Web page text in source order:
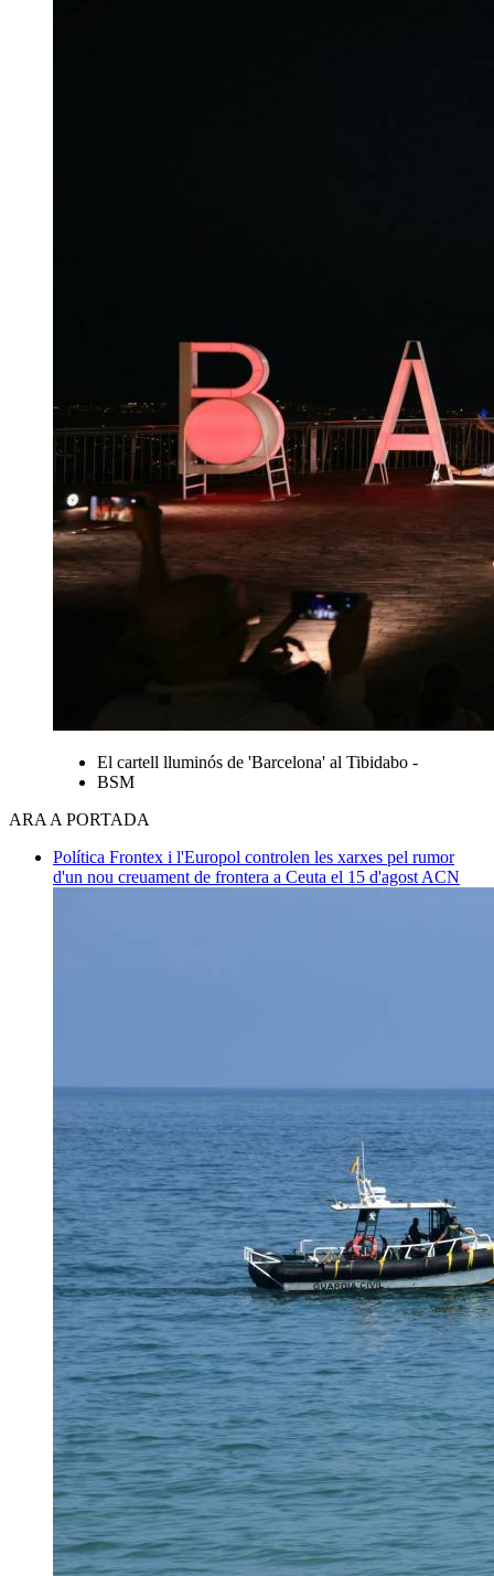
El cartell lluminós de 'Barcelona' al Tibidabo -
BSM
ARA A PORTADA
Política Frontex i l'Europol controlen les xarxes pel rumor
d'un nou creuament de frontera a Ceuta el 15 d'agost ACN